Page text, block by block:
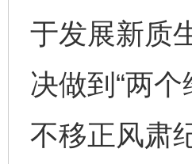
于发展新质
决做到“两
不移正风肃